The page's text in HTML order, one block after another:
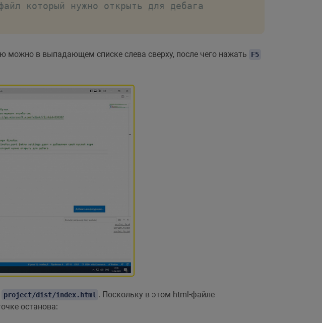
нужно открыть для дебага
можно в выпадающем списке слева сверху, после чего нажать F5
project/dist/index.html . Поскольку в этом html-файле
останова: